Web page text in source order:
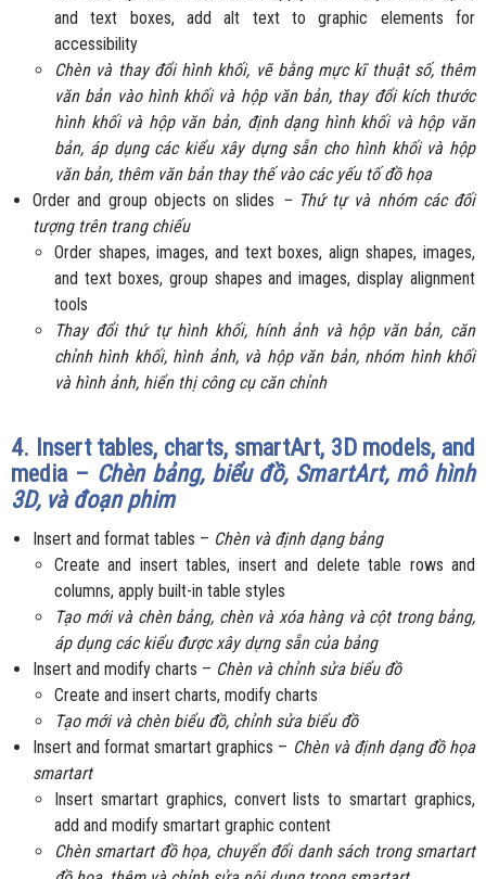
and text boxes, add alt text to graphic elements for
accessibility
Chèn và thay đổi hình khối, vẽ bằng mực kĩ thuật số, thêm
văn bản vào hình khối và hộp văn bản, thay đổi kích thước
hình khối và hộp văn bản, định dạng hình khối và hộp văn
bản, áp dụng các kiểu xây dựng sẵn cho hình khối và hộp
văn bản, thêm văn bản thay thế vào các yếu tố đồ họa
Order and group objects on slides – Thứ tự và nhóm các đối
tượng trên trang chiếu
Order shapes, images, and text boxes, align shapes, images,
and text boxes, group shapes and images, display alignment
tools
Thay đổi thứ tự hình khối, hính ảnh và hộp văn bản, căn
chỉnh hình khối, hình ảnh, và hộp văn bản, nhóm hình khối
và hình ảnh, hiển thị công cụ căn chỉnh
4. Insert tables, charts, smartArt, 3D models, and
media – Chèn bảng, biểu đồ, SmartArt, mô hình
3D, và đoạn phim
Insert and format tables – Chèn và định dạng bảng
Create and insert tables, insert and delete table rows and
columns, apply built-in table styles
Tạo mới và chèn bảng, chèn và xóa hàng và cột trong bảng,
áp dụng các kiểu được xây dựng sẵn của bảng
Insert and modify charts – Chèn và chỉnh sửa biểu đồ
Create and insert charts, modify charts
Tạo mới và chèn biểu đồ, chỉnh sửa biểu đồ
Insert and format smartart graphics – Chèn và định dạng đồ họa
smartart
Insert smartart graphics, convert lists to smartart graphics,
add and modify smartart graphic content
Chèn smartart đồ họa, chuyển đổi danh sách trong smartart